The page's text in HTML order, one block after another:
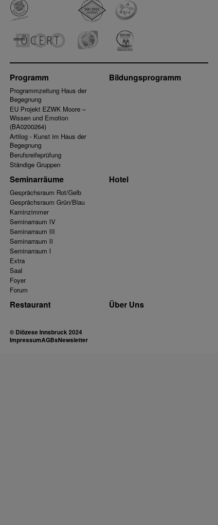
Programm
Programmzeitung Haus der
Begegnung
EU Projekt EZWK Moore –
Wissen und Emotion
(BA0200264)
Artilog - Kunst im Haus der
Begegnung
Berufsreifeprüfung
Ständige Gruppen
Bildungsprogramm
Seminarräume
Gesprächsraum Rot/Gelb
Gesprächsraum Grün/Blau
Kaminzimmer
Seminarraum IV
Seminarraum III
Seminarraum II
Seminarraum I
Extra
Saal
Foyer
Forum
Hotel
Restaurant Über Uns
© Diözese Innsbruck 2024
ImpressumAGBsNewsletter